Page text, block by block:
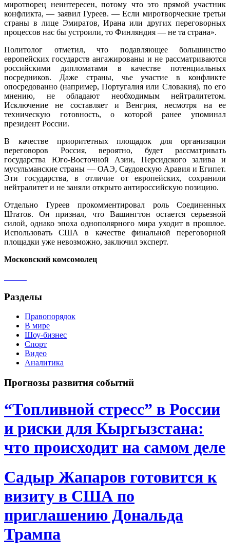
миротворец неинтересен, потому что это прямой участник
конфликта, — заявил Гуреев. — Если миротворческие третьи
страны в лице Эмиратов, Ирана или других переговорных
процессов нас бы устроили, то Финляндия — не та страна».
Политолог отметил, что подавляющее большинство
европейских государств ангажированы и не рассматриваются
российскими дипломатами в качестве потенциальных
посредников. Даже страны, чье участие в конфликте
опосредованно (например, Португалия или Словакия), по его
мнению, не обладают необходимым нейтралитетом.
Исключение не составляет и Венгрия, несмотря на ее
техническую готовность, о которой ранее упоминал
президент России.
В качестве приоритетных площадок для организации
переговоров Россия, вероятно, будет рассматривать
государства Юго-Восточной Азии, Персидского залива и
мусульманские страны — ОАЭ, Саудовскую Аравия и Египет.
Эти государства, в отличие от европейских, сохранили
нейтралитет и не заняли открыто антироссийскую позицию.
Отдельно Гуреев прокомментировал роль Соединенных
Штатов. Он признал, что Вашингтон остается серьезной
силой, однако эпоха однополярного мира уходит в прошлое.
Использовать США в качестве финальной переговорной
площадки уже невозможно, заключил эксперт.
Московский комсомолец
Разделы
Правопорядок
В мире
Шоу-бизнес
Спорт
Видео
Аналитика
Прогнозы развития событий
“Топливной стресс” в России
и риски для Кыргызстана:
что происходит на самом деле
Садыр Жапаров готовится к
визиту в США по
приглашению Дональда
Трампа